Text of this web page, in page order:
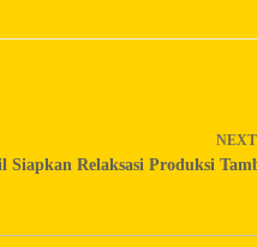
NEXT
Relaksasi Produksi